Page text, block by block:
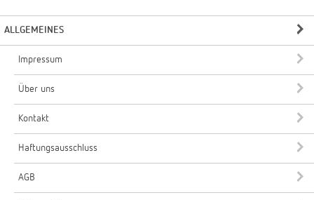
ALLGEMEINES
Impressum
Über uns
Kontakt
Haftungsausschluss
AGB